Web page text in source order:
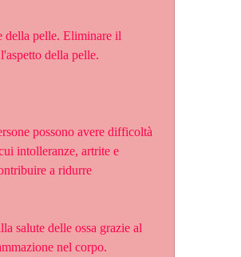
della pelle. Eliminare il
della pelle.
possono avere difficoltà
intolleranze, artrite e
a ridurre
salute delle ossa grazie al
nel corpo.